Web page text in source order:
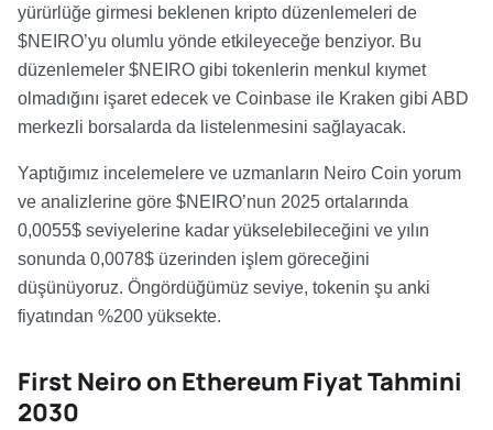
yürürlüğe girmesi beklenen kripto düzenlemeleri de
$NEIRO’yu olumlu yönde etkileyeceğe benziyor. Bu
düzenlemeler $NEIRO gibi tokenlerin menkul kıymet
olmadığını işaret edecek ve Coinbase ile Kraken gibi ABD
merkezli borsalarda da listelenmesini sağlayacak.
Yaptığımız incelemelere ve uzmanların Neiro Coin yorum
ve analizlerine göre $NEIRO’nun 2025 ortalarında
0,0055$ seviyelerine kadar yükselebileceğini ve yılın
sonunda 0,0078$ üzerinden işlem göreceğini
düşünüyoruz. Öngördüğümüz seviye, tokenin şu anki
fiyatından %200 yüksekte.
First Neiro on Ethereum Fiyat Tahmini
2030